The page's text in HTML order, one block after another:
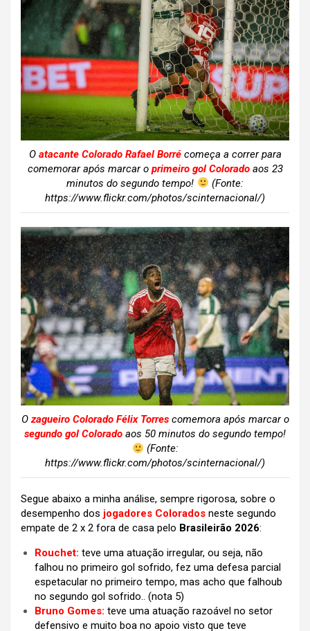
O atacante Colorado Rafael Borré começa a correr para
comemorar após marcar o primeiro gol Coloradoaos 23
minutos do segundo tempo!
(Fonte:
https://www.flickr.com/photos/scinternacional/)
Ozagueiro Colorado Félix Torrescomemora após marcar o
segundo gol Colorado aos 50 minutos do segundo tempo!
(Fonte:
https://www.flickr.com/photos/scinternacional/)
Segue abaixo a minha análise, sempre rigorosa, sobre o
desempenho dos jogadores Colorados neste segundo
empate de 2 x 2 fora de casa pelo Brasileirão 2026:
Rouchet: teve uma atuação irregular, ou seja, não
falhou no primeiro gol sofrido, fez uma defesa parcial
espetacular no primeiro tempo, mas acho que falhoub
no segundo gol sofrido.. (nota 5)
Bruno Gomes: teve uma atuação razoável no setor
defensivo e muito boa no apoio visto que teve